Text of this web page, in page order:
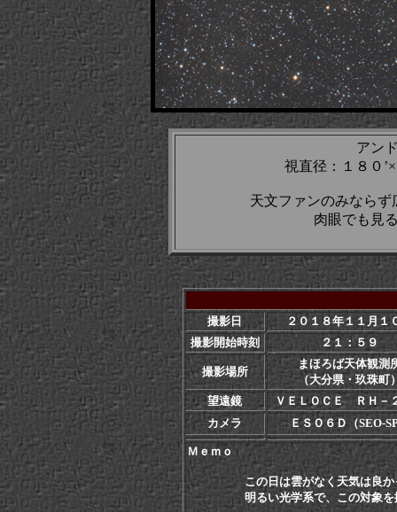
アン
視直径：１８０
天文ファンのみなら
肉眼でも見
撮影日
２０１８年１１月１
撮影開始時刻
２１：５９
撮影場所
まほろば天体観測
（大分県・玖珠町
望遠鏡
ＶＥＬＯＣＥ ＲＨ－
カメラ
ＥＳＯ６Ｄ（SEO-
Ｍｅｍｏ
この日は雲がなく天気は良かった
明るい光学系で、この対象を撮